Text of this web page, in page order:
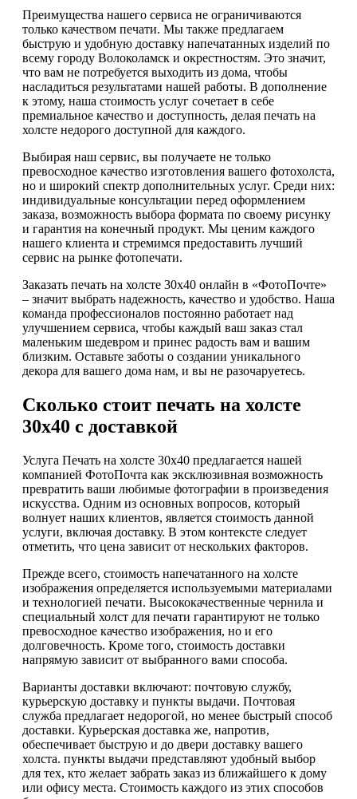
Преимущества нашего сервиса не ограничиваются
только качеством печати. Мы также предлагаем
быструю и удобную доставку напечатанных изделий по
всему городу Волоколамск и окрестностям. Это значит,
что вам не потребуется выходить из дома, чтобы
насладиться результатами нашей работы. В дополнение
к этому, наша стоимость услуг сочетает в себе
премиальное качество и доступность, делая печать на
холсте недорого доступной для каждого.
Выбирая наш сервис, вы получаете не только
превосходное качество изготовления вашего фотохолста,
но и широкий спектр дополнительных услуг. Среди них:
индивидуальные консультации перед оформлением
заказа, возможность выбора формата по своему рисунку
и гарантия на конечный продукт. Мы ценим каждого
нашего клиента и стремимся предоставить лучший
сервис на рынке фотопечати.
Заказать печать на холсте 30х40 онлайн в «ФотоПочте»
– значит выбрать надежность, качество и удобство. Наша
команда профессионалов постоянно работает над
улучшением сервиса, чтобы каждый ваш заказ стал
маленьким шедевром и принес радость вам и вашим
близким. Оставьте заботы о создании уникального
декора для вашего дома нам, и вы не разочаруетесь.
Сколько стоит печать на холсте
30х40 с доставкой
Услуга Печать на холсте 30х40 предлагается нашей
компанией ФотоПочта как эксклюзивная возможность
превратить ваши любимые фотографии в произведения
искусства. Одним из основных вопросов, который
волнует наших клиентов, является стоимость данной
услуги, включая доставку. В этом контексте следует
отметить, что цена зависит от нескольких факторов.
Прежде всего, стоимость напечатанного на холсте
изображения определяется используемыми материалами
и технологией печати. Высококачественные чернила и
специальный холст для печати гарантируют не только
превосходное качество изображения, но и его
долговечность. Кроме того, стоимость доставки
напрямую зависит от выбранного вами способа.
Варианты доставки включают: почтовую службу,
курьерскую доставку и пункты выдачи. Почтовая
служба предлагает недорогой, но менее быстрый способ
доставки. Курьерская доставка же, напротив,
обеспечивает быструю и до двери доставку вашего
холста. пункты выдачи представляют удобный выбор
для тех, кто желает забрать заказ из ближайшего к дому
или офису места. Стоимость каждого из этих способов